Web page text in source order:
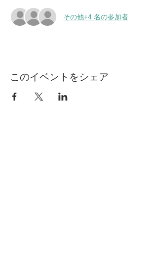
その他+4 名の参加者
このイベントをシェア